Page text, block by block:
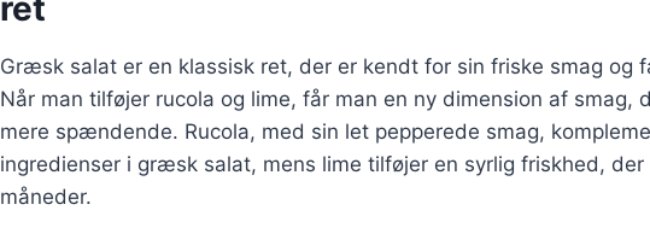
Græsk salat er en klassisk ret, der er kendt for sin friske smag og
Når man tilføjer rucola og lime, får man en ny dimension af smag,
mere spændende. Rucola, med sin let pepperede smag,
ingredienser i græsk salat, mens lime tilføjer en syrlig friskhed, der
måneder.